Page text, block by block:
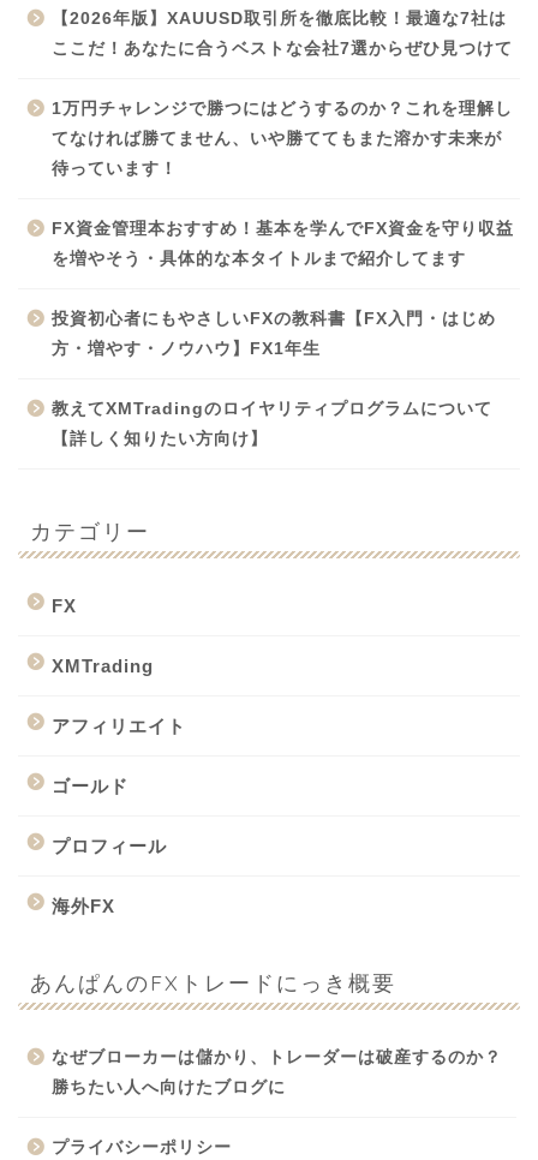
【2026年版】XAUUSD取引所を徹底比較！最適な7社は
ここだ！あなたに合うベストな会社7選からぜひ見つけて
1万円チャレンジで勝つにはどうするのか？これを理解し
てなければ勝てません、いや勝ててもまた溶かす未来が
待っています！
FX資金管理本おすすめ！基本を学んでFX資金を守り収益
を増やそう・具体的な本タイトルまで紹介してます
投資初心者にもやさしいFXの教科書【FX入門・はじめ
方・増やす・ノウハウ】FX1年生
教えてXMTradingのロイヤリティプログラムについて
【詳しく知りたい方向け】
カテゴリー
FX
XMTrading
アフィリエイト
ゴールド
プロフィール
海外FX
あんぱんのFXトレードにっき概要
なぜブローカーは儲かり、トレーダーは破産するのか？
勝ちたい人へ向けたブログに
プライバシーポリシー